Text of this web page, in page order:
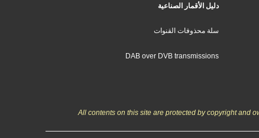
دليل الأقمار الصناعية
سلة محذوفات القنوات
DAB over DVB transmissions
All contents on this site are protected by copyright and